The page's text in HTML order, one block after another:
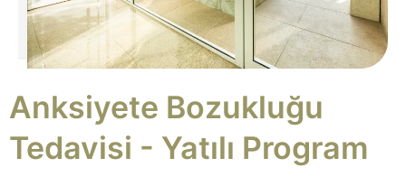
Anksiyete Bozukluğu
Tedavisi - Yatılı Program